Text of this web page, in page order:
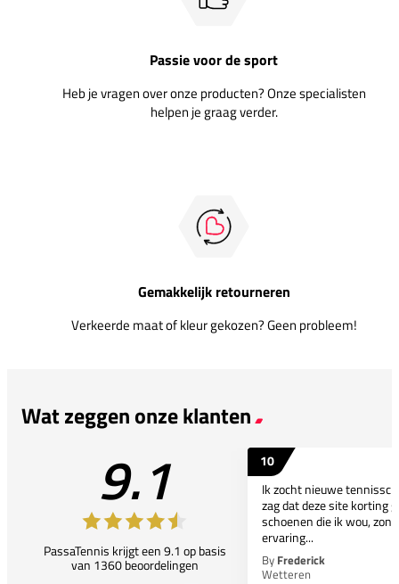
Passie voor de sport
Heb je vragen over onze producten? Onze specialisten
helpen je graag verder.
Gemakkelijk retourneren
Verkeerde maat of kleur gekozen? Geen probleem!
Wat zeggen onze klanten
9.1
PassaTennis krijgt een 9.1 op basis
van 1360 beoordelingen
10
Ik zocht nieuwe
zag dat deze site korting
schoenen die ik wou,
ervaring...
By Frederick
Wetteren